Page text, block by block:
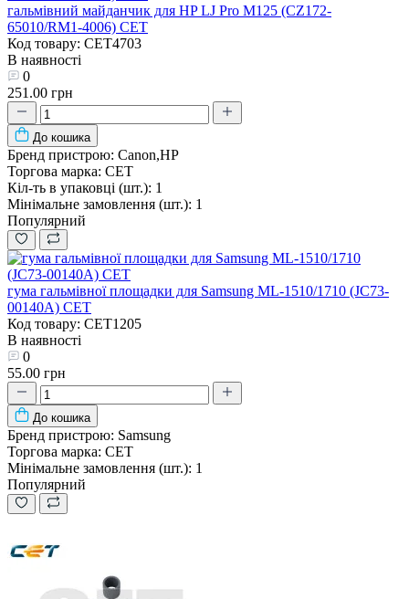
гальмівний майданчик для HP LJ Pro M125 (CZ172-
65010/RM1-4006) CET
Код товару: CET4703
В наявності
0
251.00 грн
До кошика
Бренд пристрою: Canon,HP
Торгова марка: CET
Кіл-ть в упаковці (шт.): 1
Мінімальне замовлення (шт.): 1
Популярний
гума гальмівної площадки для Samsung ML-1510/1710 (JC73-
00140A) CET
Код товару: CET1205
В наявності
0
55.00 грн
До кошика
Бренд пристрою: Samsung
Торгова марка: CET
Мінімальне замовлення (шт.): 1
Популярний